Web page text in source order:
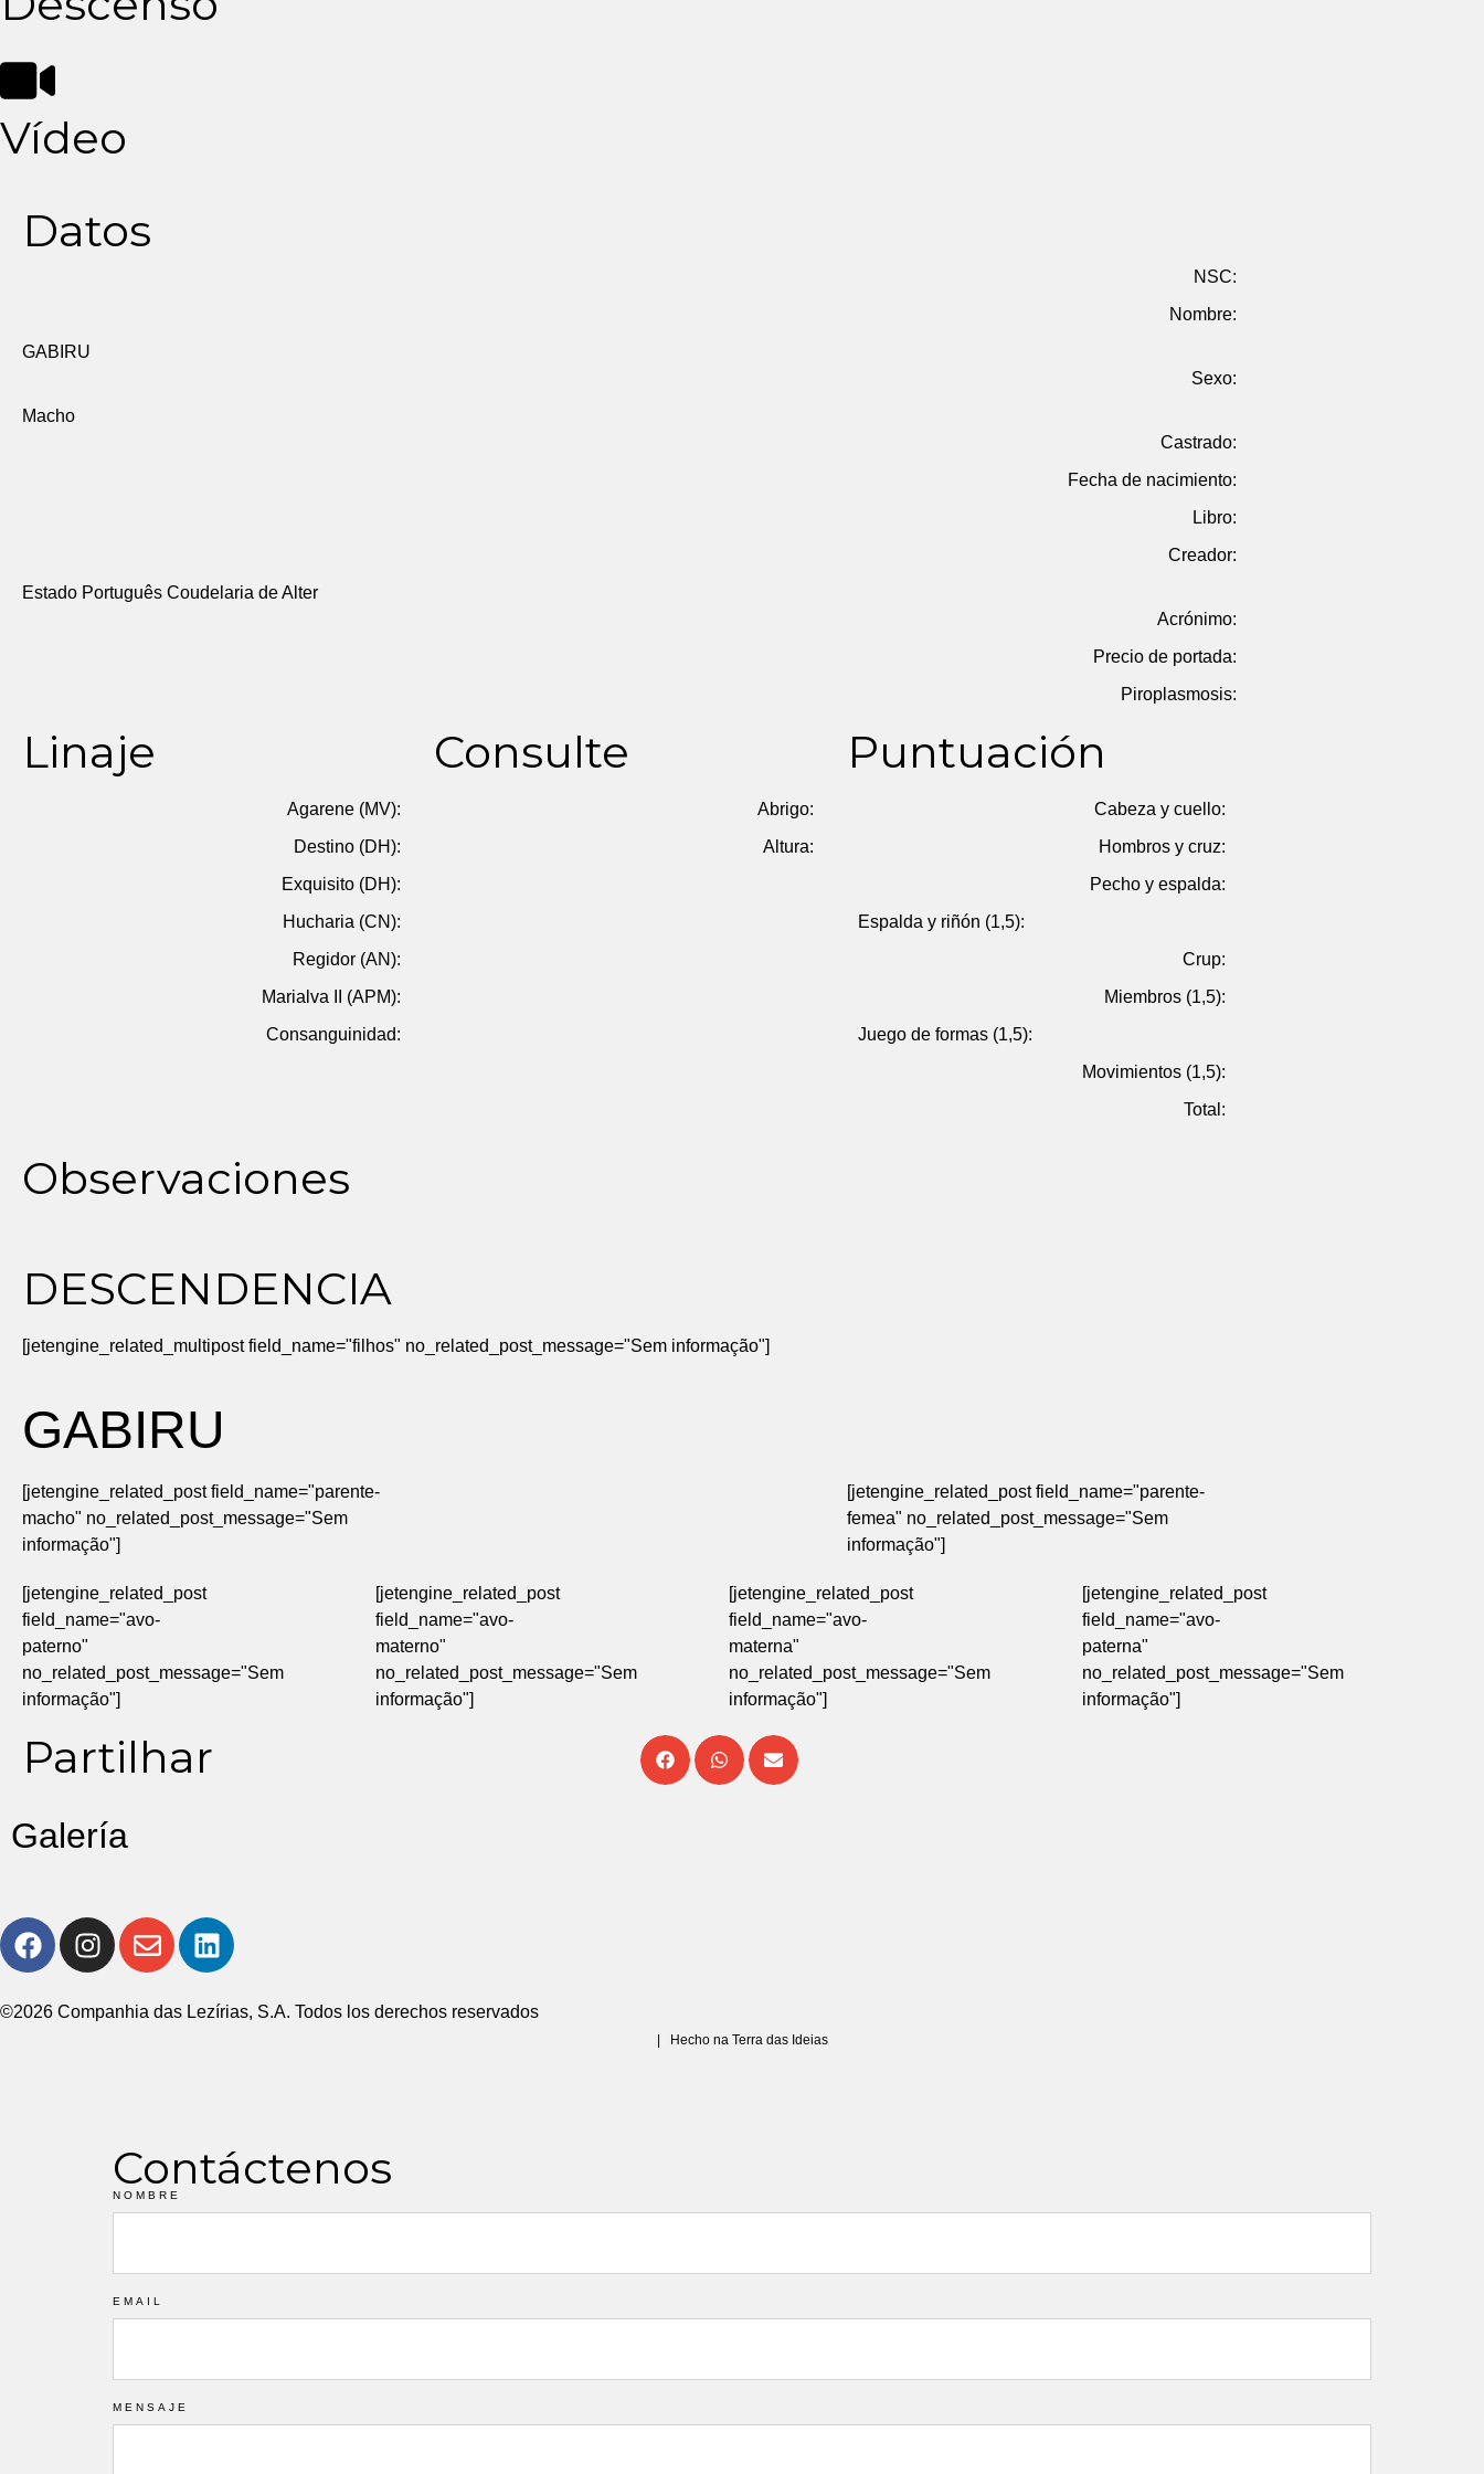
Vídeo
Datos
NSC:
Nombre:
GABIRU
Sexo:
Macho
Castrado:
Fecha de nacimiento:
Libro:
Creador:
Estado Português Coudelaria de Alter
Acrónimo:
Precio de portada:
Piroplasmosis:
Linaje
Agarene (MV):
Destino (DH):
Exquisito (DH):
Hucharia (CN):
Regidor (AN):
Marialva II (APM):
Consanguinidad:
Consulte
Abrigo:
Altura:
Puntuación
Cabeza y cuello:
Hombros y cruz:
Pecho y espalda:
Espalda y riñón (1,5):
Crup:
Miembros (1,5):
Juego de formas (1,5):
Movimientos (1,5):
Total:
Observaciones
DESCENDENCIA
[jetengine_related_multipost field_name="filhos" no_related_post_message="Sem informação"]
GABIRU
[jetengine_related_post field_name="parente-
macho" no_related_post_message="Sem
informação"]
[jetengine_related_post field_name="parente-
femea" no_related_post_message="Sem
informação"]
[jetengine_related_post
field_name="avo-
paterno"
no_related_post_message="Sem
informação"]
[jetengine_related_post
field_name="avo-
materno"
no_related_post_message="Sem
informação"]
[jetengine_related_post
field_name="avo-
materna"
no_related_post_message="Sem
informação"]
[jetengine_related_post
field_name="avo-
paterna"
no_related_post_message="Sem
informação"]
Partilhar
Galería
©2026 Companhia das Lezírias, S.A. Todos los derechos reservados
Hecho na Terra das Ideias
Contáctenos
NOMBRE
EMAIL
MENSAJE